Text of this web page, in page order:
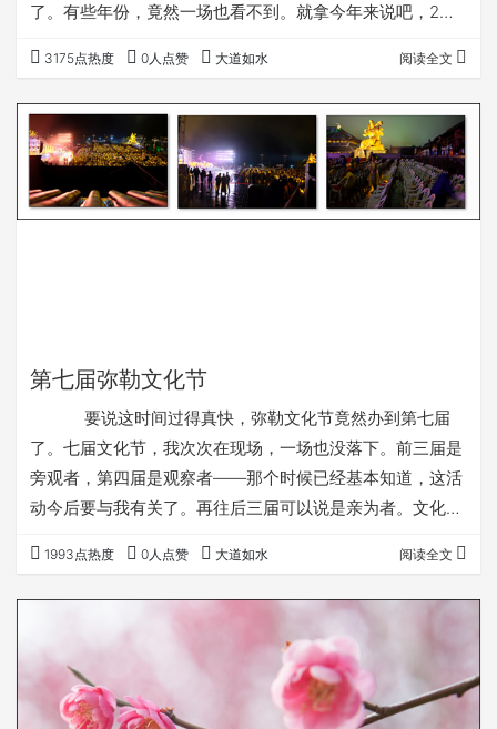
了。有些年份，竟然一场也看不到。就拿今年来说吧，2月
山，平地上下雨，上面就有可能下雪了。所以，只要够勇敢
有胆气，上山看一下雪还是可能的。这不，上个星期六勇敢
了一回，意外看到了海拔900多米的相量岗主峰黄泥浆岗
上，银妆素裹的冰天雪地。据经常上去的找雪景的朋友说，
能见到这样的雪景，运气已经十分的好了！ …
3175点热度 0人点赞 大道如水 阅读全文
第七届弥勒文化节
要说这时间过得真快，弥勒文化节竟然办到第七届
了。七届文化节，我次次在现场，一场也没落下。前三届是
旁观者，第四届是观察者——那个时候已经基本知道，这活
动今后要与我有关了。再往后三届可以说是亲为者。文化节
节，是历年中是累的一次。本来文化节，我们最重要的任务
是招待好上面的客人。去年开始一个万人百寺祈福活动，今
年，在这一个活动的基础上，又增加了一个学术研讨会，一
个奠基仪式。本来文化节活动是奉化自己组织的，从今年开
始，预计上面会插手越来越厉害。办这种活动，公说公有…
1993点热度 0人点赞 大道如水 阅读全文